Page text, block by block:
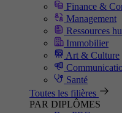
Finance &
Management
Ressources
Immobilier
Art & Culture
Santé
Toutes les filières
PAR DIPLÔMES